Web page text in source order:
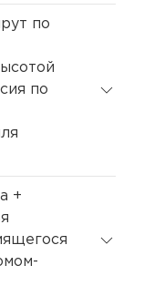
по
по
+